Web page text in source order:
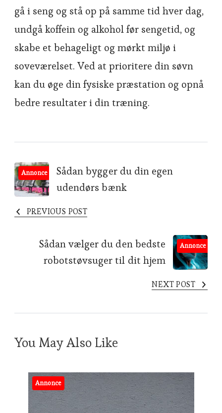
gå i seng og stå op på samme tid hver dag,
undgå koffein og alkohol før sengetid, og
skabe et behageligt og mørkt miljø i
soveværelset. Ved at prioritere din søvn
kan du øge din fysiske præstation og opnå
bedre resultater i din træning.
Post
Navigation
Annonce
Sådan bygger du din egen
udendørs bænk
PREVIOUS POST
Annonce
Sådan vælger du den bedste
robotstøvsuger til dit hjem
NEXT POST
You May Also Like
Annonce